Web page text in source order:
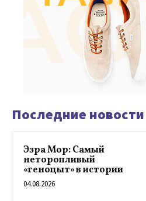
Последние новости
Эзра Мор: Самый
неторопливый
«геноцыт» в истории
04.08.2026